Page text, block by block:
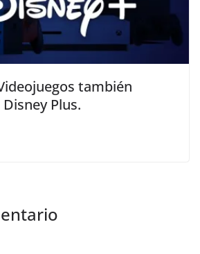
también
Plus.